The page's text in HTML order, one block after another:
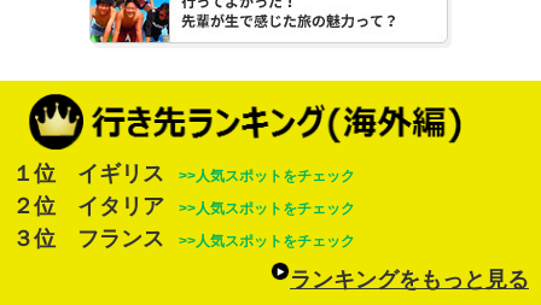
１位 イギリス >>人気スポットをチェック
２位 イタリア >>人気スポットをチェック
３位 フランス >>人気スポットをチェック
ランキングをもっと見る